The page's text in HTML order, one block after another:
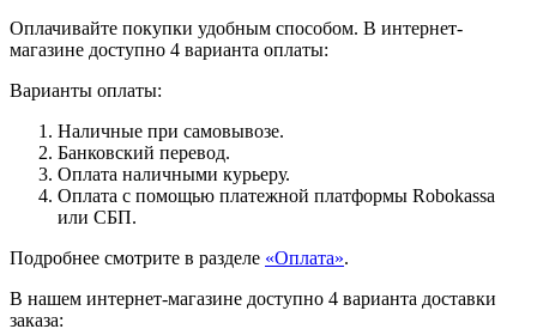
Оплачивайте покупки удобным способом. В интернет-
магазине доступно 4 варианта оплаты:
Варианты оплаты:
Наличные при самовывозе.
Банковский перевод.
Оплата наличными курьеру.
Оплата с помощью платежной платформы Robokassa
или СБП.
Подробнее смотрите в разделе «Оплата».
В нашем интернет-магазине доступно 4 варианта доставки
заказа: